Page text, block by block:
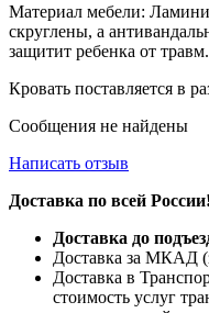
Материал мебели:
скруглены, а
защитит ребенка от травм.
Кровать поставляется в
Сообщения не найдены
Написать отзыв
Доставка по всей России!
Доставка до
Доставка за МКАД
Доставка в
стоимость услуг